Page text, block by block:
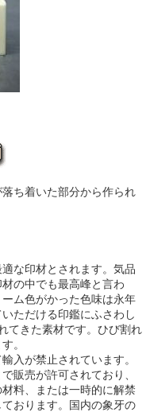
ち着いた部分から作られ
な印材とされます。気品
材の中でも最高峰と言わ
ム色がかった色味は永年
ただける印鑑にふさわし
てきた素材です。ひび割れ
。
入が禁止されています。
販売が許可されており、
料、または一時的に解禁
おります。国内の象牙の